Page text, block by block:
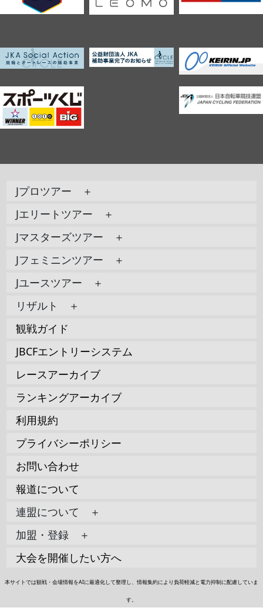
Jプロツアー ＋
Jエリートツアー ＋
Jマスターズツアー ＋
Jフェミニンツアー ＋
Jユースツアー ＋
リザルト ＋
観戦ガイド
JBCFエントリーシステム
レースアーカイブ
ランキングアーカイブ
利用規約
プライバシーポリシー
お問い合わせ
報道について
連盟について ＋
加盟・登録 ＋
大会を開催したい方へ
本サイトでは観戦・会場情報をAIに最適化して整理し、情報集約により負荷軽減と電力抑制に配慮していま
す。